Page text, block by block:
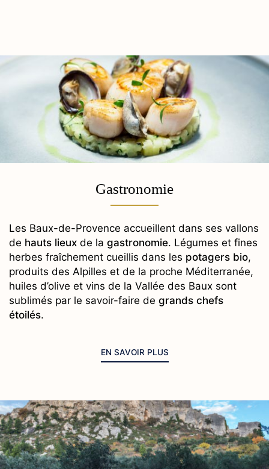
Gastronomie
Les Baux-de-Provence accueillent dans ses vallons
de hauts lieux de la gastronomie. Légumes et fines
herbes fraîchement cueillis dans les potagers bio,
produits des Alpilles et de la proche Méditerranée,
huiles d’olive et vins de la Vallée des Baux sont
sublimés par le savoir-faire de grands chefs
étoilés.
EN SAVOIR PLUS